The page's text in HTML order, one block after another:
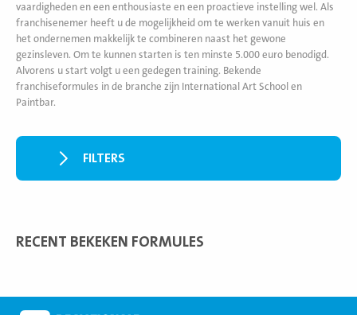
vaardigheden en een enthousiaste en een proactieve instelling wel. Als
franchisenemer heeft u de mogelijkheid om te werken vanuit huis en
het ondernemen makkelijk te combineren naast het gewone
gezinsleven. Om te kunnen starten is ten minste 5.000 euro benodigd.
Alvorens u start volgt u een gedegen training. Bekende
franchiseformules in de branche zijn International Art School en
Paintbar.
FILTERS
RECENT BEKEKEN FORMULES